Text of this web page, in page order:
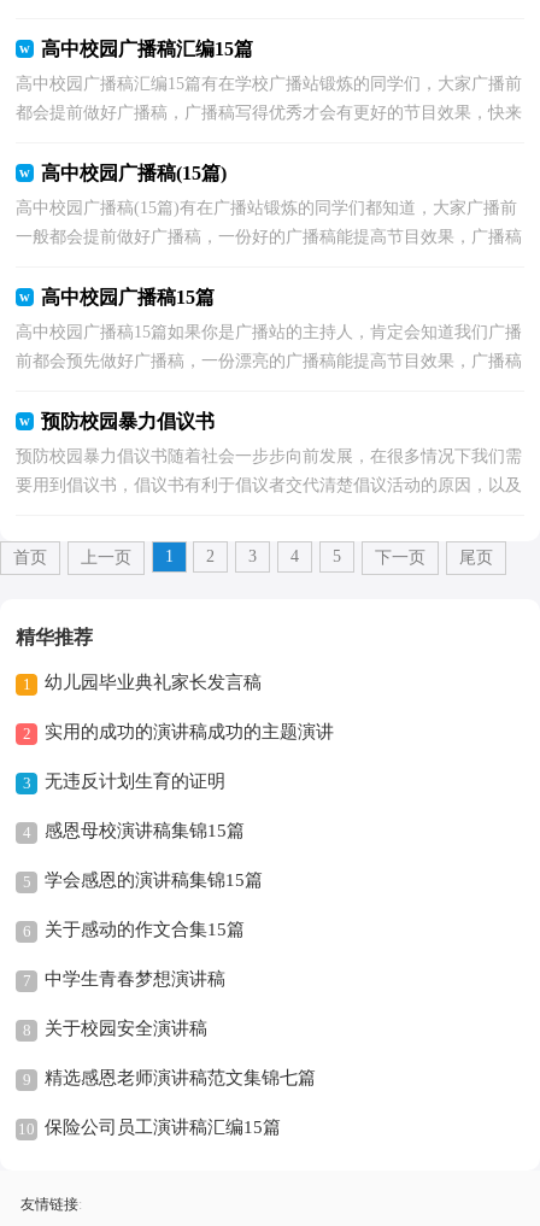
高中校园广播稿汇编15篇
高中校园广播稿汇编15篇有在学校广播站锻炼的同学们，大家广播前
都会提前做好广播稿，广播稿写得优秀才会有更好的节目效果，快来
高中校园广播稿(15篇)
高中校园广播稿(15篇)有在广播站锻炼的同学们都知道，大家广播前
一般都会提前做好广播稿，一份好的广播稿能提高节目效果，广播稿
高中校园广播稿15篇
高中校园广播稿15篇如果你是广播站的主持人，肯定会知道我们广播
前都会预先做好广播稿，一份漂亮的广播稿能提高节目效果，广播稿
预防校园暴力倡议书
预防校园暴力倡议书随着社会一步步向前发展，在很多情况下我们需
要用到倡议书，倡议书有利于倡议者交代清楚倡议活动的原因，以及
首页 上一页 1 2 3 4 5 下一页 尾页
精华推荐
1 幼儿园毕业典礼家长发言稿
2 实用的成功的演讲稿成功的主题演讲
3 无违反计划生育的证明
4 感恩母校演讲稿集锦15篇
5 学会感恩的演讲稿集锦15篇
6 关于感动的作文合集15篇
7 中学生青春梦想演讲稿
8 关于校园安全演讲稿
9 精选感恩老师演讲稿范文集锦七篇
10 保险公司员工演讲稿汇编15篇
友情链接: